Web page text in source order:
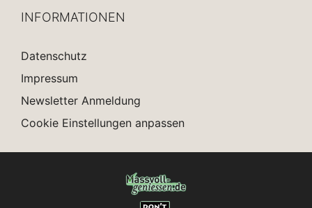
INFORMATIONEN
Datenschutz
Impressum
Newsletter Anmeldung
Cookie Einstellungen anpassen